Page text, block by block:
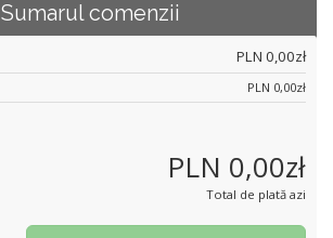
Sumarul comenzii
PLN 0,00zł
PLN 0,00zł
PLN 0,00zł
Total de plată azi